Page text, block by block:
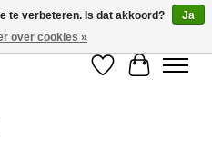
Verlanglijst
te verbeteren. Is dat akkoord?
Ja
over cookies »